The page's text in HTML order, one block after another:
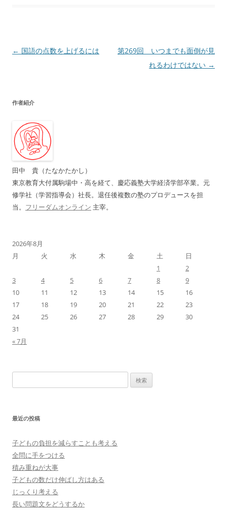
投
ゲ
シ
ョ
← 国語の点数を上げるには
第269回 いつまでも面倒が見
れるわけではない →
作者紹介
田中 貴（たなかたかし）
東京教育大付属駒場中・高を経て、慶応義塾大学経済学部卒業。元
修学社（学習指導会）社長。退任後複数の塾のプロデュースを担
当。 フリーダムオンライン 主宰。
2026年8月
月
火 水 木 金 土
日
1
2
3
4 5 6 7 8
9
10
11 12 13 14 15
16
17
18 19 20 21 22
23
24
25 26 27 28 29
30
31
« 7月
索:
最近の投稿
子どもの負担を減らすことも考える
全問に手をつける
積み重ねが大事
子どもの数だけ伸ばし方はある
じっくり考える
長い問題文をどうするか